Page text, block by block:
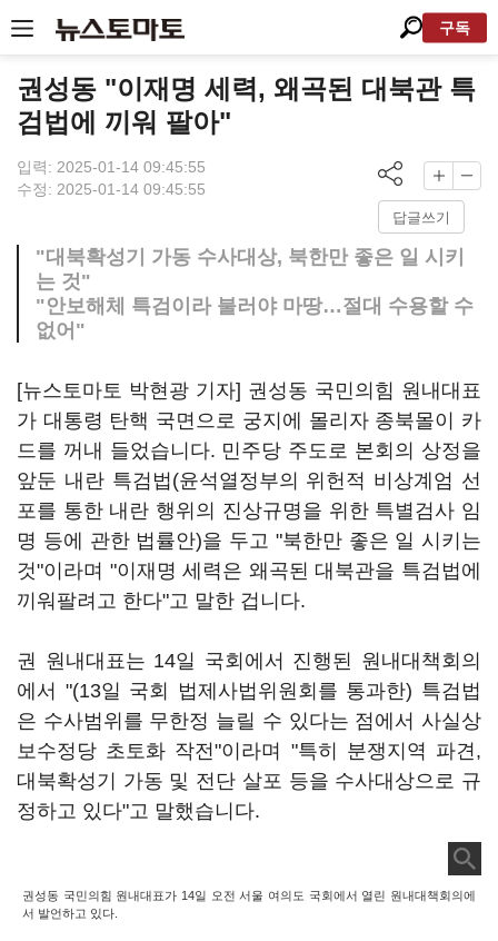
구독
권성동 "이재명 세력, 왜곡된 대북관 특
검법에 끼워 팔아"
입력: 2025-01-14 09:45:55
수정: 2025-01-14 09:45:55
답글쓰기
"대북확성기 가동 수사대상, 북한만 좋은 일 시키
는 것"
"안보해체 특검이라 불러야 마땅…절대 수용할 수
없어"
[뉴스토마토 박현광 기자] 권성동 국민의힘 원내대표
가 대통령 탄핵 국면으로 궁지에 몰리자 종북몰이 카
드를 꺼내 들었습니다. 민주당 주도로 본회의 상정을
앞둔 내란 특검법(윤석열정부의 위헌적 비상계엄 선
포를 통한 내란 행위의 진상규명을 위한 특별검사 임
명 등에 관한 법률안)을 두고 "북한만 좋은 일 시키는
것"이라며 "이재명 세력은 왜곡된 대북관을 특검법에
끼워팔려고 한다"고 말한 겁니다.
권 원내대표는 14일 국회에서 진행된 원내대책회의
에서 "(13일 국회 법제사법위원회를 통과한) 특검법
은 수사범위를 무한정 늘릴 수 있다는 점에서 사실상
보수정당 초토화 작전"이라며 "특히 분쟁지역 파견,
대북확성기 가동 및 전단 살포 등을 수사대상으로 규
정하고 있다"고 말했습니다.
권성동 국민의힘 원내대표가 14일 오전 서울 여의도 국회에서 열린 원내대책회의에
서 발언하고 있다.